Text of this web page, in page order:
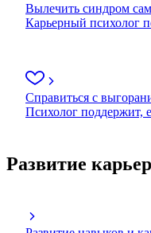
Вылечить синдром
Карьерный психолог
Справиться с
Психолог поддержит,
Развитие